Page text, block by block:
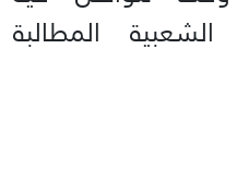
المطالبة